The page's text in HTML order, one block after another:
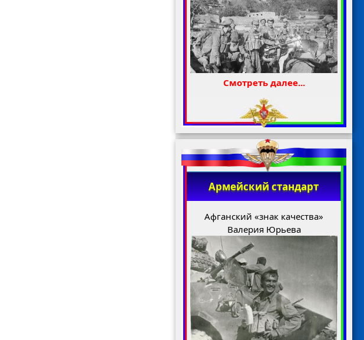
Смотреть далее...
Армейский стандарт
Афганский «знак качества»
Валерия Юрьева